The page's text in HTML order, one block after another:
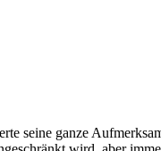
seine ganze